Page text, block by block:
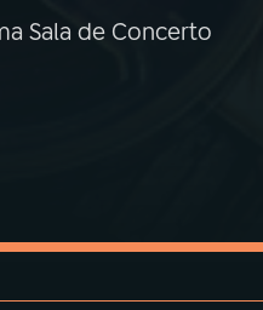
Sala de Concerto